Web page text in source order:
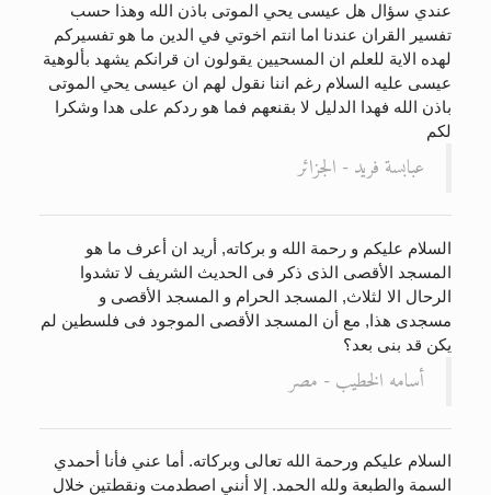
عندي سؤال هل عيسى يحي الموتى باذن الله وهذا حسب
تفسير القران عندنا اما انتم اخوتي في الدين ما هو تفسيركم
لهده الاية للعلم ان المسحيين يقولون ان قرانكم يشهد بألوهية
عيسى عليه السلام رغم اننا نقول لهم ان عيسى يحي الموتى
باذن الله فهدا الدليل لا بقنعهم فما هو ردكم على هدا وشكرا
لكم
عبابسة فريد - الجزائر
السلام عليكم و رحمة الله و بركاته, أريد ان أعرف ما هو
المسجد الأقصى الذى ذكر فى الحديث الشريف لا تشدوا
الرحال الا لثلاث, المسجد الحرام و المسجد الأقصى و
مسجدى هذا, مع أن المسجد الأقصى الموجود فى فلسطين لم
يكن قد بنى بعد؟
أسامه الخطيب - مصر
السلام عليكم ورحمة الله تعالى وبركاته. أما عني فأنا أحمدي
السمة والطبعة ولله الحمد. إلا أنني اصطدمت ونقطتين خلال